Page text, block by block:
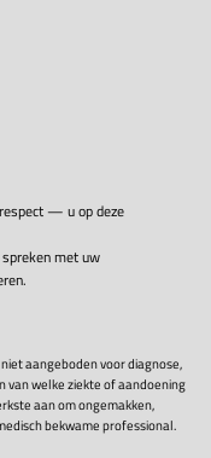
— u op deze
met uw
aangeboden voor diagnose,
van welke ziekte of aandoening
aan om ongemakken,
bekwame professional.